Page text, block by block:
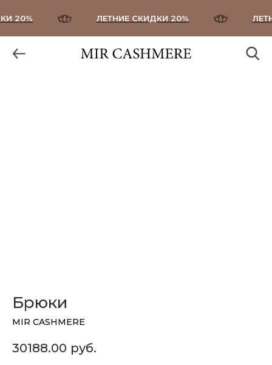
20% ЛЕТНИЕ СКИДКИ 20%
Брюки
MIR CASHMERE
30188.00 руб.